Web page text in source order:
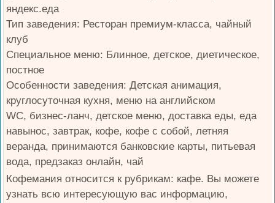
яндекс.еда
Тип заведения: Ресторан премиум-класса, чайный
клуб
Специальное меню: Блинное, детское, диетическое,
постное
Особенности заведения: Детская анимация,
круглосуточная кухня, меню на английском
WC, бизнес-ланч, детское меню, доставка еды, еда
навынос, завтрак, кофе, кофе с собой, летняя
веранда, принимаются банковские карты, питьевая
вода, предзаказ онлайн, чай
Кофемания относится к рубрикам: кафе. Вы можете
узнать всю интересующую вас информацию,